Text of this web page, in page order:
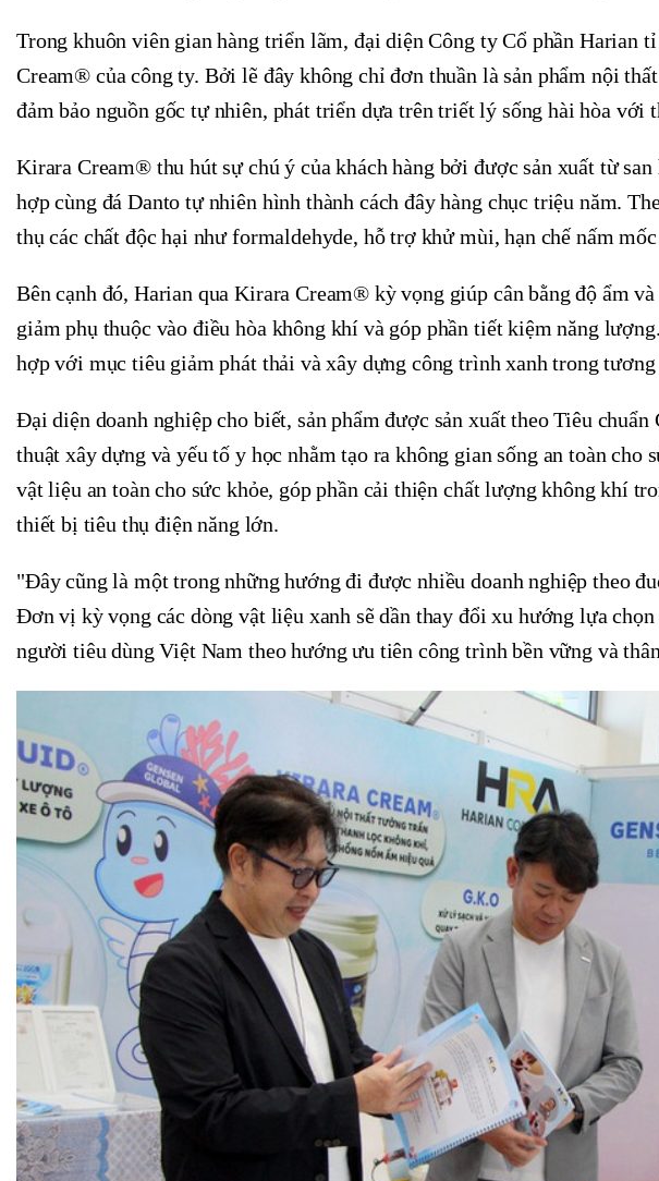
Trong khuôn viên gian hàng triển lãm, đại diện Công ty Cổ phần Harian
Cream® của công ty. Bởi lẽ đây không chỉ đơn thuần là sản phẩm nội
đảm bảo nguồn gốc tự nhiên, phát triển dựa trên triết lý sống hài hòa với
Kirara Cream® thu hút sự chú ý của khách hàng bởi được sản xuất từ
hợp cùng đá Danto tự nhiên hình thành cách đây hàng chục triệu năm.
thụ các chất độc hại như formaldehyde, hỗ trợ khử mùi, hạn chế nấm
Bên cạnh đó, Harian qua Kirara Cream® kỳ vọng giúp cân bằng độ ẩm
giảm phụ thuộc vào điều hòa không khí và góp phần tiết kiệm năng
hợp với mục tiêu giảm phát thải và xây dựng công trình xanh trong
Đại diện doanh nghiệp cho biết, sản phẩm được sản xuất theo Tiêu
thuật xây dựng và yếu tố y học nhằm tạo ra không gian sống an toàn cho
vật liệu an toàn cho sức khỏe, góp phần cải thiện chất lượng không khí
thiết bị tiêu thụ điện năng lớn.
"Đây cũng là một trong những hướng đi được nhiều doanh nghiệp theo
Đơn vị kỳ vọng các dòng vật liệu xanh sẽ dần thay đổi xu hướng lựa
người tiêu dùng Việt Nam theo hướng ưu tiên công trình bền vững và